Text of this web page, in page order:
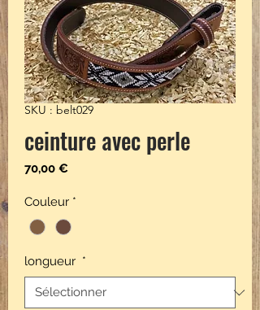
SKU : belt029
ceinture avec perle
70,00 €Prix
Couleur *
longueur *